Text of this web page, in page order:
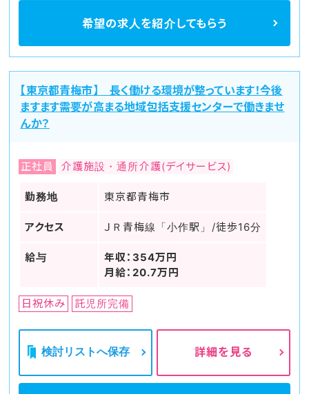
希望の求人を紹介してもらう
【東京都青梅市】 長く働ける環境が整っています！今後
ますます需要が高まる地域包括支援センターで働きませ
んか？
正社員 介護施設・通所介護(デイサービス)
勤務地 東京都青梅市
アクセス ＪＲ青梅線「小作駅」/徒歩16分
給与
年収：354万円
月給：20.7万円
日祝休み 託児所完備
検討リストへ保存 詳細を見る